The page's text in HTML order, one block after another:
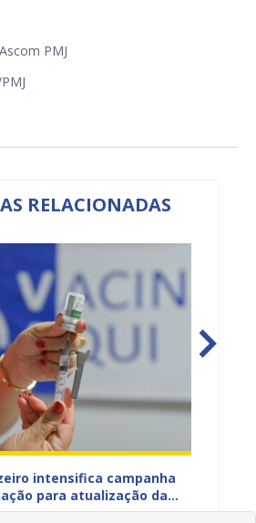
PMJ
RELACIONADAS
intensifica campanha
para atualização da
e adolescentes